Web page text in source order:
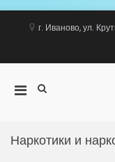
г. Иваново, ул.
Показать
Основное
мобильных
Наркотики и